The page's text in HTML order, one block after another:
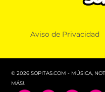
Aviso de Privacidad
© 2026 SOPITAS.COM - MÚSICA,
MÁS!.